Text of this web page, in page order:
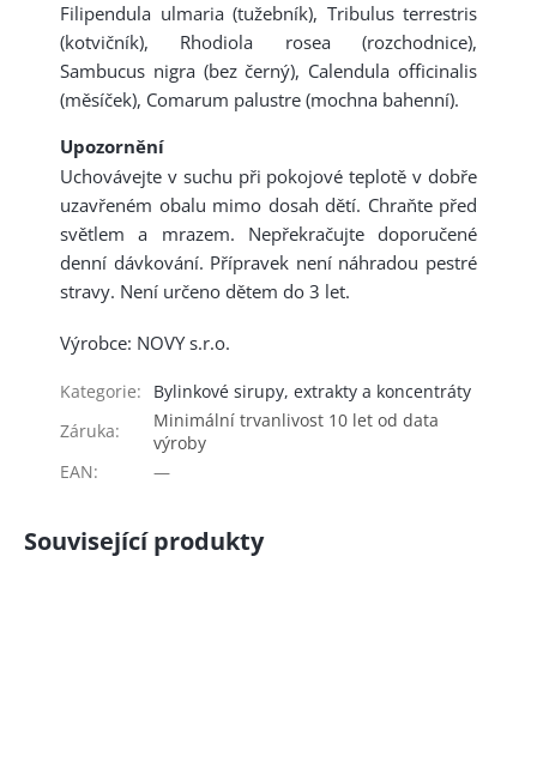
Filipendula ulmaria (tužebník), Tribulus terrestris
(kotvičník), Rhodiola rosea (rozchodnice),
Sambucus nigra (bez černý), Calendula officinalis
(měsíček), Comarum palustre (mochna bahenní).
Upozornění
Uchovávejte v suchu při pokojové teplotě v dobře
uzavřeném obalu mimo dosah dětí. Chraňte před
světlem a mrazem. Nepřekračujte doporučené
denní dávkování. Přípravek není náhradou pestré
stravy. Není určeno dětem do 3 let.
Výrobce: NOVY s.r.o.
Kategorie:
Bylinkové sirupy, extrakty a koncentráty
Záruka:
Minimální trvanlivost 10 let od data
výroby
EAN: —
Související produkty